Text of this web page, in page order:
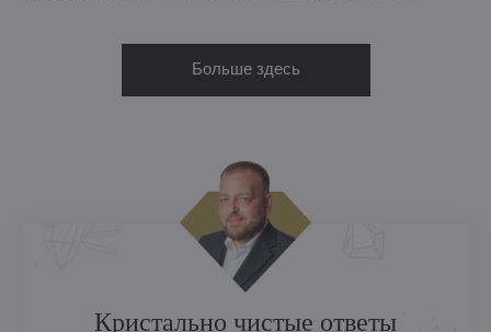
Больше здесь
Кристально чистые ответы